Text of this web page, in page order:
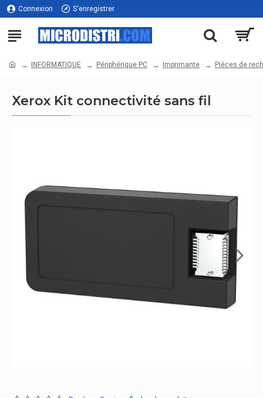
Connexion S'enregistrer
INFORMATIQUE Périphérique PC Imprimante Pièces de
Xerox Kit connectivité sans fil